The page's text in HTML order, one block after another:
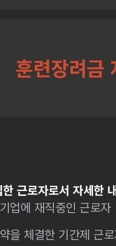
훈련장려금
근로자로서 자세한
업에 재직중인 근로자
을 체결한 기간제 근